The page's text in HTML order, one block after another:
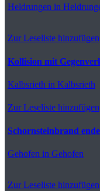
Heldrungen in
Zur Leseliste hinzufügen
Kollision mit
Kalbsrieth in Kalbsrieth
Zur Leseliste hinzufügen
Schornsteinbrand
Gehofen in Gehofen
Zur Leseliste hinzufügen